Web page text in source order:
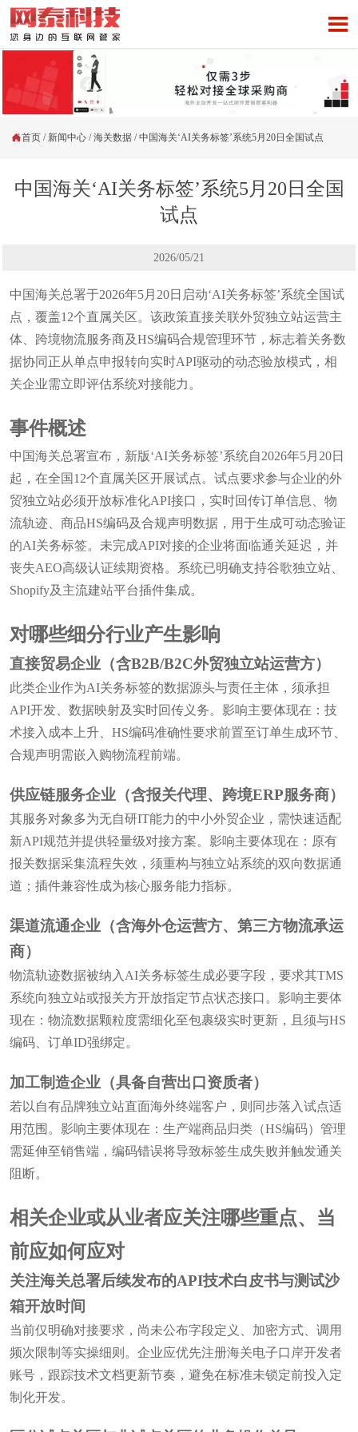

首页 / 新闻中心 /海关数据 /中国海关‘AI关务标签’系统5月20日全国试点
中国海关‘AI关务标签’系统5月20日全国
试点
2026/05/21
中国海关总署于2026年5月20日启动‘AI关务标签’系统全国试
点，覆盖12个直属关区。该政策直接关联外贸独立站运营主
体、跨境物流服务商及HS编码合规管理环节，标志着关务数
据协同正从单点申报转向实时API驱动的动态验放模式，相
关企业需立即评估系统对接能力。
事件概述
中国海关总署宣布，新版‘AI关务标签’系统自2026年5月20日
起，在全国12个直属关区开展试点。试点要求参与企业的外
贸独立站必须开放标准化API接口，实时回传订单信息、物
流轨迹、商品HS编码及合规声明数据，用于生成可动态验证
的AI关务标签。未完成API对接的企业将面临通关延迟，并
丧失AEO高级认证续期资格。系统已明确支持谷歌独立站、
Shopify及主流建站平台插件集成。
对哪些细分行业产生影响
直接贸易企业（含B2B/B2C外贸独立站运营方）
此类企业作为AI关务标签的数据源头与责任主体，须承担
API开发、数据映射及实时回传义务。影响主要体现在：技
术接入成本上升、HS编码准确性要求前置至订单生成环节、
合规声明需嵌入购物流程前端。
供应链服务企业（含报关代理、跨境ERP服务商）
其服务对象多为无自研IT能力的中小外贸企业，需快速适配
新API规范并提供轻量级对接方案。影响主要体现在：原有
报关数据采集流程失效，须重构与独立站系统的双向数据通
道；插件兼容性成为核心服务能力指标。
渠道流通企业（含海外仓运营方、第三方物流承运
商）
物流轨迹数据被纳入AI关务标签生成必要字段，要求其TMS
系统向独立站或报关方开放指定节点状态接口。影响主要体
现在：物流数据颗粒度需细化至包裹级实时更新，且须与HS
编码、订单ID强绑定。
加工制造企业（具备自营出口资质者）
若以自有品牌独立站直面海外终端客户，则同步落入试点适
用范围。影响主要体现在：生产端商品归类（HS编码）管理
需延伸至销售端，编码错误将导致标签生成失败并触发通关
阻断。
相关企业或从业者应关注哪些重点、当
前应如何应对
关注海关总署后续发布的API技术白皮书与测试沙
箱开放时间
当前仅明确对接要求，尚未公布字段定义、加密方式、调用
频次限制等实操细则。企业应优先注册海关电子口岸开发者
账号，跟踪技术文档更新节奏，避免在标准未锁定前投入定
制化开发。